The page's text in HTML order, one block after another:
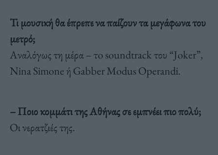
Τι μουσική θα έπρεπε να παίζουν τα μεγάφωνα του
μετρό;
Αναλόγως τη μέρα – τo soundtrack του “Joker”,
Nina Simone ή Gabber Modus Operandi.
– Ποιο κομμάτι της Αθήνας σε εμπνέει πιο πολύ;
Οι νερατζιές της.